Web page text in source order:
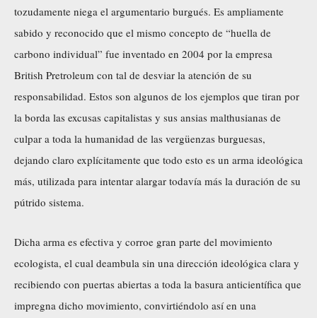
tozudamente niega el argumentario burgués. Es ampliamente
sabido y reconocido que el mismo concepto de “huella de
carbono individual” fue inventado en 2004 por la empresa
British Pretroleum con tal de desviar la atención de su
responsabilidad. Estos son algunos de los ejemplos que tiran por
la borda las excusas capitalistas y sus ansias malthusianas de
culpar a toda la humanidad de las vergüenzas burguesas,
dejando claro explícitamente que todo esto es un arma ideológica
más, utilizada para intentar alargar todavía más la duración de su
pútrido sistema.
Dicha arma es efectiva y corroe gran parte del movimiento
ecologista, el cual deambula sin una dirección ideológica clara y
recibiendo con puertas abiertas a toda la basura anticientífica que
impregna dicho movimiento, convirtiéndolo así en una